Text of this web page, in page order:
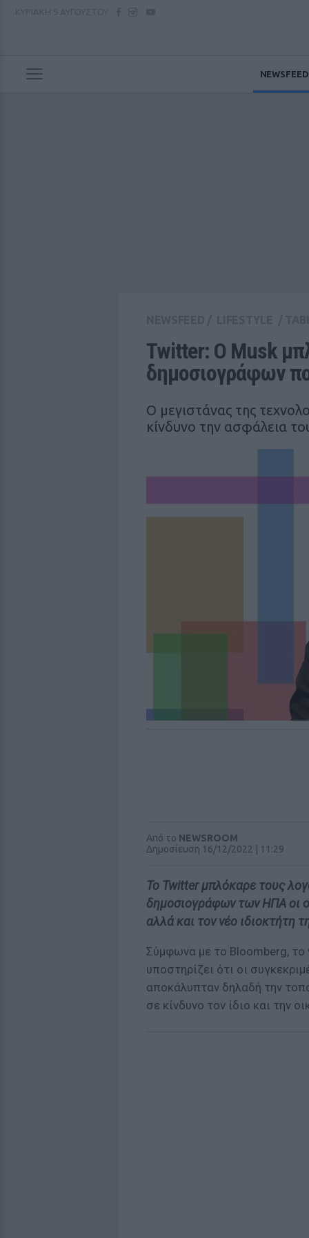
NEWSFEED
Twitter: Ο Musk
δημοσιογράφων
Ο μεγιστάνας της
κίνδυνο την ασφάλεια
Από το NEWSROOM
Δημοσίευση 16/12/2022 | 11:29
Το Twitter μπλόκαρε τους
δημοσιογράφων των ΗΠΑ οι
αλλά και τον νέο ιδιοκτήτη
Σύμφωνα με το Bloomberg, το
υποστηρίζει ότι οι
αποκάλυπταν δηλαδή την
σε κίνδυνο τον ίδιο και την